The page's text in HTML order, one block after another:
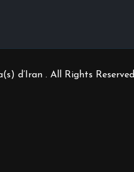
d’Iran . All Rights Reserved